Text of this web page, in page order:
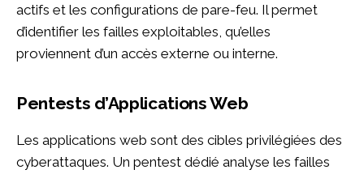
actifs et les configurations de pare-feu. Il permet
d’identifier les failles exploitables, qu’elles
proviennent d’un accès externe ou interne.
Pentests d’Applications Web
Les applications web sont des cibles privilégiées des
cyberattaques. Un pentest dédié analyse les failles